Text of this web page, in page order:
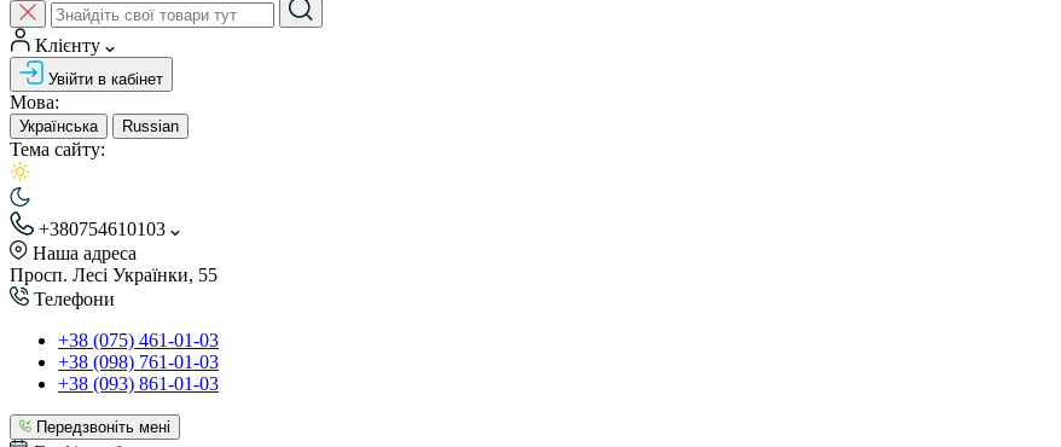
Клієнту
Увійти в кабінет
Мова:
Українська Russian
Тема сайту:
+380754610103
Наша адреса
Просп. Лесі Українки, 55
Телефони
+38 (075) 461-01-03
+38 (098) 761-01-03
+38 (093) 861-01-03
Передзвоніть мені